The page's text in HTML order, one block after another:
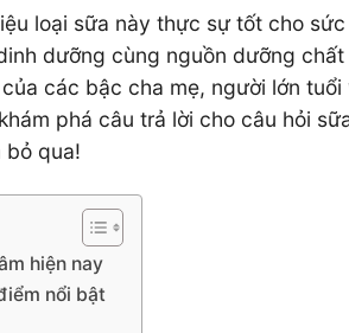
loại sữa này thực sự tốt cho
dưỡng cùng nguồn dưỡng
các bậc cha mẹ, người lớn tuổi
phá câu trả lời cho câu hỏi
bỏ qua!
hiện nay
nổi bật